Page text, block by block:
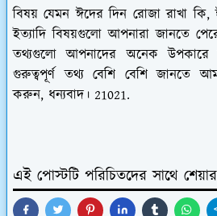
বিষয় যেমন ঈদের দিন রোজা রাখা
ইত্যাদি বিষয়গুলো আপনারা জানতে
তথ্যগুলো আপনাদের অনেক
গুরুত্বপূর্ণ তথ্য বেশি বেশি জানতে
করুন, ধন্যবাদ। 21021.
এই পোস্টটি পরিচিতদের সাথে